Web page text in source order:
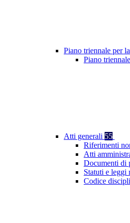
Piano triennale per
Piano
Atti generali 55
Riferimenti
Atti
Documenti di
Statuti e leggi
Codice